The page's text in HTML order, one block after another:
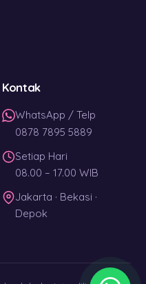
Kontak
WhatsApp / Telp
0878 7895 5889
Setiap Hari
08.00 – 17.00 WIB
Jakarta · Bekasi ·
Depok